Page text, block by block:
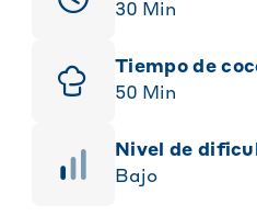
30 Min
Tiempo de
50 Min
Nivel de
Bajo